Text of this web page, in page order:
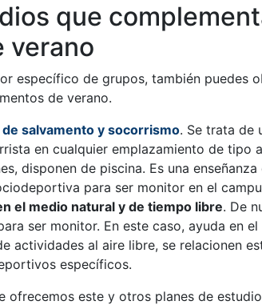
que
verano
específico de grupos, también puedes
de verano.
de salvamento y socorrismo. Se trata de
en cualquier emplazamiento de tipo
disponen de piscina. Es una
para ser monitor en el
el medio natural y de tiempo libre. De
ser monitor. En este caso, ayuda en
actividades al aire libre, se relacionen
específicos.
ofrecemos este y otros planes de